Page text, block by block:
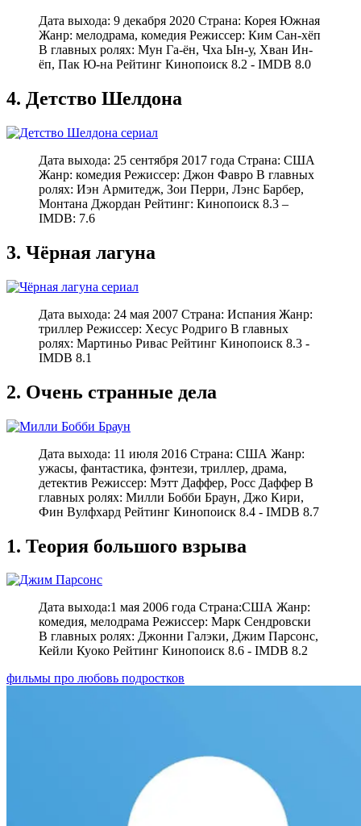
Дата выхода: 9 декабря 2020 Страна: Корея Южная
Жанр: мелодрама, комедия Режиссер: Ким Сан-хёп
В главных ролях: Мун Га-ён, Чха Ын-у, Хван Ин-
ёп, Пак Ю-на Рейтинг Кинопоиск 8.2 - IMDB 8.0
4. Детство Шелдона
Дата выхода: 25 сентября 2017 года Страна: США
Жанр: комедия Режиссер: Джон Фавро В главных
ролях: Иэн Армитедж, Зои Перри, Лэнс Барбер,
Монтана Джордан Рейтинг: Кинопоиск 8.3 –
IMDB: 7.6
3. Чёрная лагуна
Дата выхода: 24 мая 2007 Страна: Испания Жанр:
триллер Режиссер: Хесус Родриго В главных
ролях: Мартиньо Ривас Рейтинг Кинопоиск 8.3 -
IMDB 8.1
2. Очень странные дела
Дата выхода: 11 июля 2016 Страна: США Жанр:
ужасы, фантастика, фэнтези, триллер, драма,
детектив Режиссер: Мэтт Даффер, Росс Даффер В
главных ролях: Милли Бобби Браун, Джо Кири,
Фин Вулфхард Рейтинг Кинопоиск 8.4 - IMDB 8.7
1. Теория большого взрыва
Дата выхода:1 мая 2006 года Страна:США Жанр:
комедия, мелодрама Режиссер: Марк Сендровски
В главных ролях: Джонни Галэки, Джим Парсонс,
Кейли Куоко Рейтинг Кинопоиск 8.6 - IMDB 8.2
фильмы про любовь подростков